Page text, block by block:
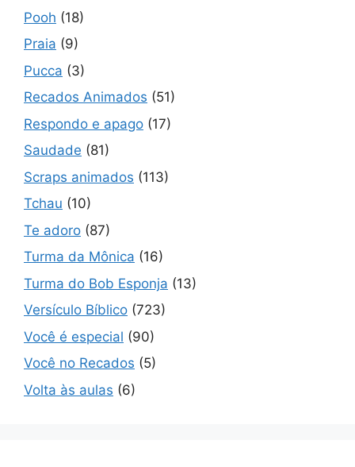
Pooh (18)
Praia (9)
Pucca (3)
Recados Animados (51)
Respondo e apago (17)
Saudade (81)
Scraps animados (113)
Tchau (10)
Te adoro (87)
Turma da Mônica (16)
Turma do Bob Esponja (13)
Versículo Bíblico (723)
Você é especial (90)
Você no Recados (5)
Volta às aulas (6)